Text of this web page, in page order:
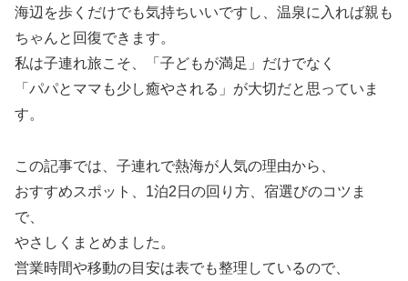
海辺を歩くだけでも気持ちいいですし、温泉に入れば親も
ちゃんと回復できます。
私は子連れ旅こそ、「子どもが満足」だけでなく
「パパとママも少し癒やされる」が大切だと思っていま
す。
この記事では、子連れで熱海が人気の理由から、
おすすめスポット、1泊2日の回り方、宿選びのコツま
で、
やさしくまとめました。
営業時間や移動の目安は表でも整理しているので、